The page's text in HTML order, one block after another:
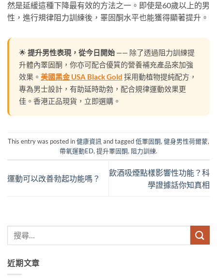
然是延緩這種下降最有效的方法之一。即使是60歲以上的男
性，進行規律阻力訓練後，睪固酮水平也能獲得顯著提升。
🌟 提升男性表現，從今日開始 —— 除了透過阻力訓練提
升體內睪固酮，你亦可配合優質的營養補充產品來加強
效果。 美國黑金 USA Black Gold 採用動植物提純配方，
專為男士設計，有助延時助勃，配合規律運動效果更
佳。香港正品現貨，立即選購。
This entry was posted in健康資訊 and tagged低睪固酮, 健身男性荷爾蒙,
帶氧運動ED, 提升睪固酮, 阻力訓練.
運動可以改善勃起功能嗎？
飲酒吸煙點樣影響性功能？科
學證據話你知真相
近期文章